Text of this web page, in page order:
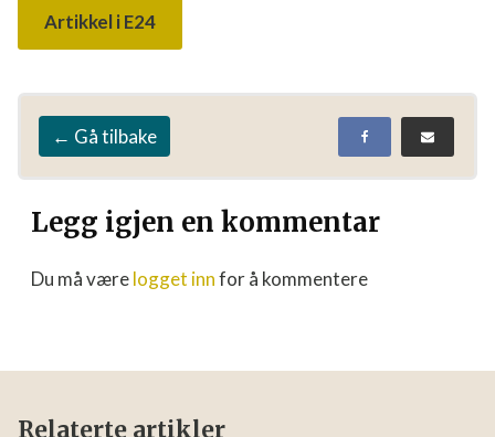
Artikkel i E24
← Gå tilbake
Legg igjen en kommentar
Du må værelogget innfor å kommentere
Relaterte artikler